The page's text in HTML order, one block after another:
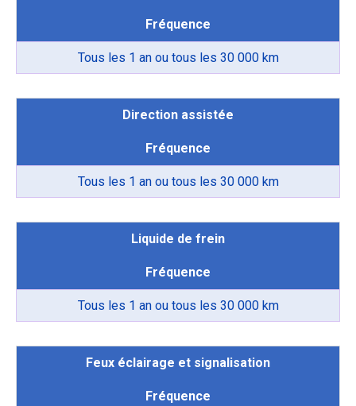
Fréquence
Tous les 1 an ou tous les 30 000 km
Direction assistée
Fréquence
Tous les 1 an ou tous les 30 000 km
Liquide de frein
Fréquence
Tous les 1 an ou tous les 30 000 km
Feux éclairage et signalisation
Fréquence